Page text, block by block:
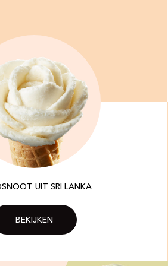
UIT SRI LANKA
BEKIJKEN